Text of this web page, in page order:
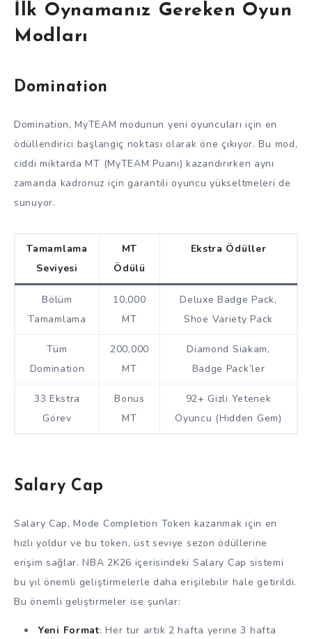
İlk Oynamanız Gereken Oyun
Modları
Domination
Domination, MyTEAM modunun yeni oyuncuları için en
ödüllendirici başlangıç noktası olarak öne çıkıyor. Bu mod,
ciddi miktarda MT (MyTEAM Puanı) kazandırırken aynı
zamanda kadronuz için garantili oyuncu yükseltmeleri de
sunuyor.
Tamamlama
Seviyesi
MT
Ödülü
Ekstra Ödüller
Bölüm
Tamamlama
10,000
MT
Deluxe Badge Pack,
Shoe Variety Pack
Tüm
Domination
200,000
MT
Diamond Siakam,
Badge Pack’ler
33 Ekstra
Görev
Bonus
MT
92+ Gizli Yetenek
Oyuncu (Hidden Gem)
Salary Cap
Salary Cap, Mode Completion Token kazanmak için en
hızlı yoldur ve bu token, üst seviye sezon ödüllerine
erişim sağlar. NBA 2K26 içerisindeki Salary Cap sistemi
bu yıl önemli geliştirmelerle daha erişilebilir hale getirildi.
Bu önemli geliştirmeler ise şunlar:
Yeni Format: Her tur artık 2 hafta yerine 3 hafta